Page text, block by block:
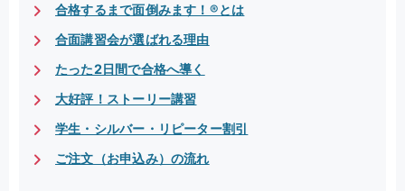
合格するまで面倒みます！®とは
合面講習会が選ばれる理由
たった2日間で合格へ導く
大好評！ストーリー講習
学生・シルバー・リピーター割引
ご注文（お申込み）の流れ